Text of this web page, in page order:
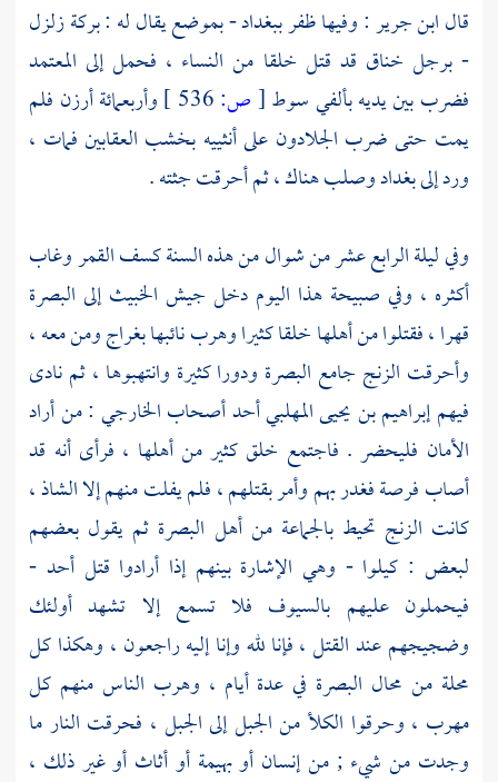
قالابن جرير: وفيها ظفرببغداد- بموضع يقال له :بركة زلزل
- برجل خناق قد قتل خلقا من النساء ، فحمل إلى المعتمد
فضرب بين يديه بألفي سوط[ص:
وأربعمائة أرزن فلم
يمت حتى ضرب الجلادون على أنثييه بخشب العقابين فمات ،
ورد إلىبغدادوصلب هناك ، ثم أحرقت جثته .
وفي ليلة الرابع عشر من شوال من هذه السنة كسف القمر وغاب
أكثره ، وفي صبيحة هذا اليوم دخل جيش الخبيث إلى البصرة
قهرا ، فقتلوا من أهلها خلقا كثيرا وهرب نائبهابغراجومن معه ،
وأحرقت الزنج جامع البصرة ودورا كثيرة وانتهبوها ، ثم نادى
فيهمإبراهيم بن يحيى المهلبيأحد أصحابالخارجي : من أراد
الأمان فليحضر . فاجتمع خلق كثير من أهلها ، فرأى أنه قد
أصاب فرصة فغدر بهم وأمر بقتلهم ، فلم يفلت منهم إلا الشاذ ،
كانت الزنج تحيط بالجماعة منأهل البصرة ثم يقول بعضهم
لبعض : كيلوا - وهي الإشارة بينهم إذا أرادوا قتل أحد -
فيحملون عليهم بالسيوف فلا تسمع إلا تشهد أولئك
وضجيجهم عند القتل ، فإنا لله وإنا إليه راجعون ، وهكذا كل
محلة من محال البصرة في عدة أيام ، وهرب الناس منهم كل
مهرب ، وحرقوا الكلأ من الجبل إلى الجبل ، فحرقت النار ما
وجدت من شيء ; من إنسان أو بهيمة أو أثاث أو غير ذلك ،